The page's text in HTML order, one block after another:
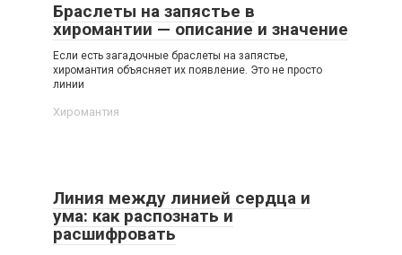
Браслеты на запястье в
хиромантии — описание и значение
Если есть загадочные браслеты на запястье,
хиромантия объясняет их появление. Это не просто
линии
Хиромантия
Линия между линией сердца и
ума: как распознать и
расшифровать